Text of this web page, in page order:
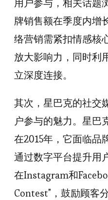
用户参与，相关话题
牌销售额在季度内增
络营销需紧扣情感核
放大影响力，同时利
立深度连接。
其次，星巴克的社交
户参与的魅力。星巴
在2015年，它面临品
通过数字平台提升用
在Instagram和
Contest"，鼓励顾客